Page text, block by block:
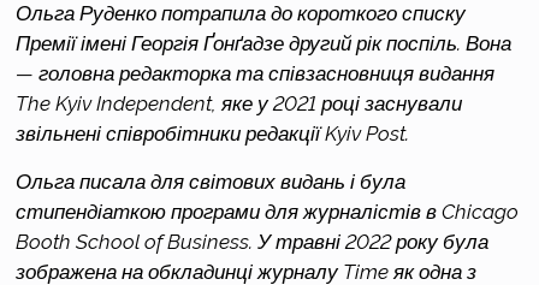
Ольга Руденко потрапила до короткого списку
Премії імені Георгія Ґонґадзе другий рік поспіль. Вона
— головна редакторка та співзасновниця видання
The Kyiv Independent, яке у 2021 році заснували
звільнені співробітники редакції Kyiv Post.
Ольга писала для світових видань і була
стипендіаткою програми для журналістів в Chicago
Booth School of Business. У травні 2022 року була
зображена на обкладинці журналу Time як одна з